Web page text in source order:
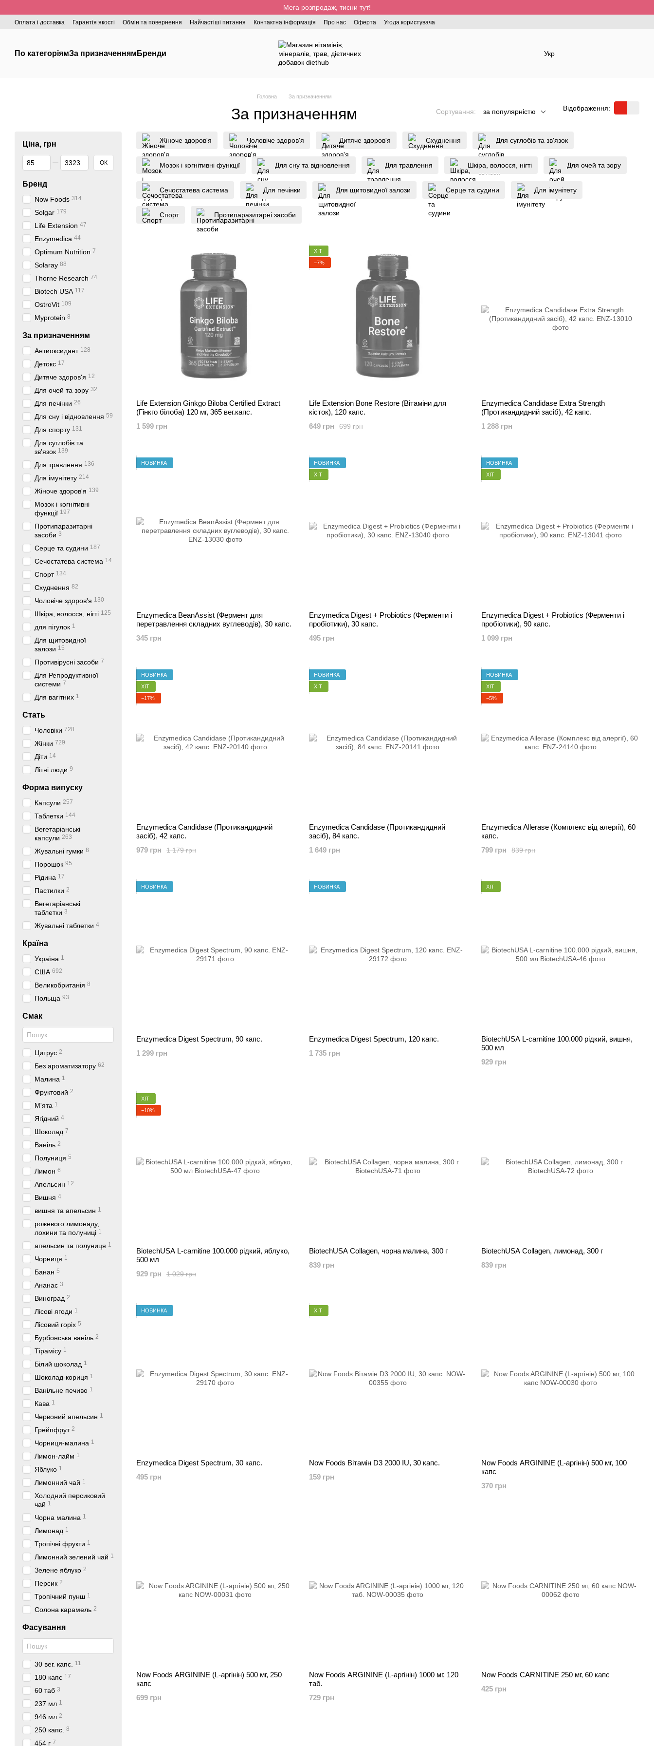
Мега розпродаж, тисни тут!
Оплата і доставка Гарантія якості Обмін та повернення Найчастіші питання Контактна інформація Про нас Оферта Угода користувача
По категоріямЗа призначенням Бренди Укр
Головна За призначенням
За призначенням Сортування: за популярністю Відображення:
Жіноче здоров'я Чоловіче здоров'я Дитяче здоров'я Схуднення Для суглобів та зв'язок
Мозок і когнітивні функції Для сну та відновлення Для травлення Шкіра, волосся, нігті Для очей та зору
Сечостатева система Для печінки Для щитовидної залози Серце та судини Для імунітету
Спорт Протипаразитарні засоби
Life Extension Ginkgo Biloba Certified Extract
(Гінкго білоба) 120 мг, 365 вег.капс.
1 599 грн
ХІТ
−7%
Life Extension Bone Restore (Вітаміни для
кісток), 120 капс.
699 грн
649 грн
Enzymedica Candidase Extra Strength
(Протикандидний засіб), 42 капс.
1 288 грн
НОВИНКА
Enzymedica BeanAssist (Фермент для
перетравлення складних вуглеводів), 30 капс.
345 грн
НОВИНКА
ХІТ
Enzymedica Digest + Probiotics (Ферменти і
пробіотики), 30 капс.
495 грн
НОВИНКА
ХІТ
Enzymedica Digest + Probiotics (Ферменти і
пробіотики), 90 капс.
1 099 грн
НОВИНКА
ХІТ
−17%
Enzymedica Candidase (Протикандидний
засіб), 42 капс.
1 179 грн
979 грн
НОВИНКА
ХІТ
Enzymedica Candidase (Протикандидний
засіб), 84 капс.
1 649 грн
НОВИНКА
ХІТ
−5%
Enzymedica Allerase (Комплекс від алергії), 60
капс.
839 грн
799 грн
НОВИНКА
Enzymedica Digest Spectrum, 90 капс.
1 299 грн
НОВИНКА
Enzymedica Digest Spectrum, 120 капс.
1 735 грн
ХІТ
BiotechUSA L-carnitine 100.000 рідкий, вишня,
500 мл
929 грн
ХІТ
−10%
BiotechUSA L-carnitine 100.000 рідкий, яблуко,
500 мл
1 029 грн
929 грн
BiotechUSA Collagen, чорна малина, 300 г
839 грн
BiotechUSA Collagen, лимонад, 300 г
839 грн
НОВИНКА
Enzymedica Digest Spectrum, 30 капс.
495 грн
ХІТ
Now Foods Вітамін D3 2000 IU, 30 капс.
159 грн
Now Foods ARGININE (L-аргінін) 500 мг, 100
капс
370 грн
Now Foods ARGININE (L-аргінін) 500 мг, 250
капс
699 грн
Now Foods ARGININE (L-аргінін) 1000 мг, 120
таб.
729 грн
Now Foods CARNITINE 250 мг, 60 капс
425 грн
Ціна, грн
Від Ціна, грн
До Ціна, грн ОК
Бренд
Now Foods 314
Solgar 179
Life Extension 47
Enzymedica 44
Optimum Nutrition 7
Solaray 88
Thorne Research 74
Biotech USA 117
OstroVit 109
Myprotein 8
За призначенням
Антиоксидант 128
Детокс 17
Дитяче здоров'я 12
Для очей та зору 32
Для печінки 26
Для сну і відновлення 59
Для спорту 131
Для суглобів та
зв'язок 139
Для травлення 136
Для імунітету 214
Жіноче здоров'я 139
Мозок і когнітивні
функції 197
Протипаразитарні
засоби 3
Серце та судини 187
Сечостатева система 14
Спорт 134
Схуднення 82
Чоловіче здоров'я 130
Шкіра, волосся, нігті 125
для пігулок 1
Для щитовидної
залози 15
Противірусні засоби 7
Для Репродуктивної
системи 7
Для вагітних 1
Стать
Чоловіки 728
Жінки 729
Діти 14
Літні люди 9
Форма випуску
Капсули 257
Таблетки 144
Вегетаріанські
капсули 263
Жувальні гумки 8
Порошок 95
Рідина 17
Пастилки 2
Вегетаріанські
таблетки 3
Жувальні таблетки 4
Країна
Україна 1
США 692
Великобританія 8
Польща 93
Смак
Цитрус 2
Без ароматизатору 62
Малина 1
Фруктовий 2
М'ята 1
Ягідний 4
Шоколад 7
Ваніль 2
Полуниця 5
Лимон 6
Апельсин 12
Вишня 4
вишня та апельсин 1
рожевого лимонаду,
лохини та полуниці 1
апельсин та полуниця 1
Чорниця 1
Банан 5
Ананас 3
Виноград 2
Лісові ягоди 1
Лісовий горіх 5
Бурбонська ваніль 2
Тірамісу 1
Білий шоколад 1
Шоколад-кориця 1
Ванільне печиво 1
Кава 1
Червоний апельсин 1
Грейпфрут 2
Чорниця-малина 1
Лимон-лайм 1
Яблуко 1
Лимонний чай 1
Холодний персиковий
чай 1
Чорна малина 1
Лимонад 1
Тропічні фрукти 1
Лимонний зелений чай 1
Зелене яблуко 2
Персик 2
Тропічний пунш 1
Солона карамель 2
Фасування
30 вег. капс. 11
180 капс 17
60 таб 3
237 мл 1
946 мл 2
250 капс. 8
454 г 7